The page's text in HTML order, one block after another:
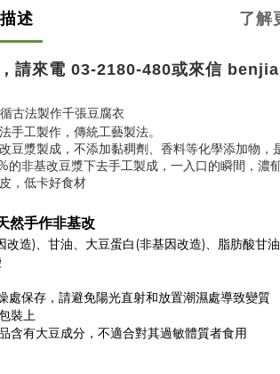
述 了解
請來電 03-2180-480或來信
古法製作千張豆腐衣
工製作，傳統工藝製法。
豆漿製成，不添加黏稠劑、香料等化學添加物，
的非基改豆漿下去手工製成，一入口的瞬間
，低卡好食材
然手作非基改
造)、 甘油、大豆蛋白(非基因改造)、脂肪酸甘
處保存，請避免陽光直射和放置潮濕處導致變質
裝上
含有大豆成分，不適合對其過敏體質者食用